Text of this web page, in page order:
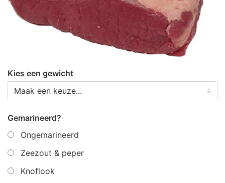
Kies een gewicht
Gemarineerd?
Ongemarineerd
Zeezout & peper
Knoflook